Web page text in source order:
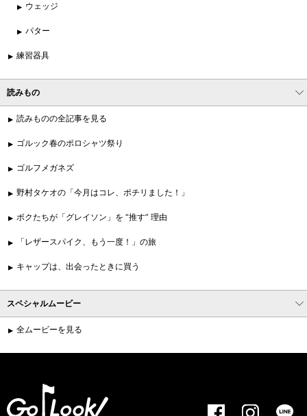
ウェッジ
パター
練習器具
読みもの
読みものの全記事を見る
ゴルック春のポロシャツ祭り
ゴルフメガネズ
野村タケオの「今月はコレ、ポチリました！」
ボクたちが「グレイソン」を “推す” 理由
「レザースパイク、もう一度！」の旅
キャップは、出会ったときに買う
スペシャルムービー
全ムービーを見る